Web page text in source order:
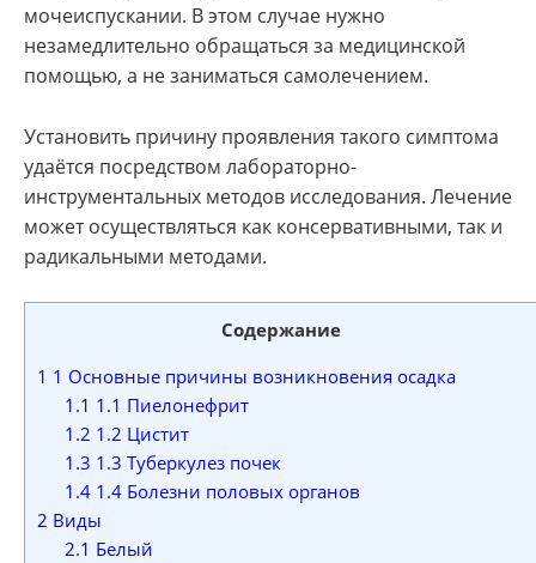
мочеиспускании. В этом случае нужно
незамедлительно обращаться за медицинской
помощью, а не заниматься самолечением.
Установить причину проявления такого симптома
удаётся посредством лабораторно-
инструментальных методов исследования. Лечение
может осуществляться как консервативными, так и
радикальными методами.
Содержание
1 1 Основные причины возникновения осадка
1.1 1.1 Пиелонефрит
1.2 1.2 Цистит
1.3 1.3 Туберкулез почек
1.41.4 Болезни половых органов
2 Виды
2.1 Белый